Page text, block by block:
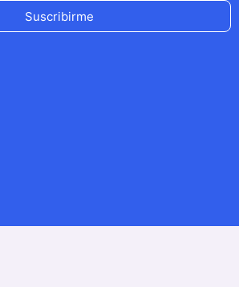
Suscribirme